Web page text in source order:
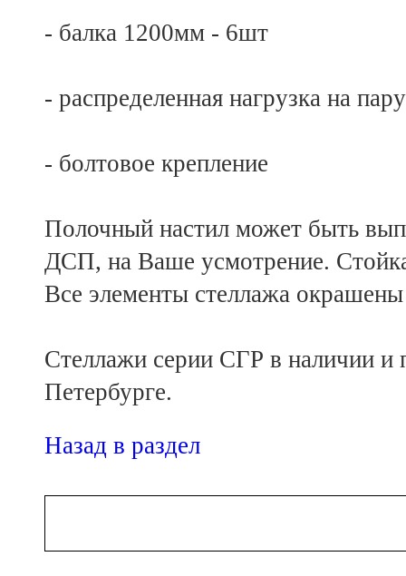
- балка 1200мм - 6шт
- распределенная нагрузка на
- болтовое крепление
Полочный настил может быть
ДСП, на Ваше усмотрение.
Все элементы стеллажа
Стеллажи серии СГР в наличии и
Петербурге.
Назад в раздел